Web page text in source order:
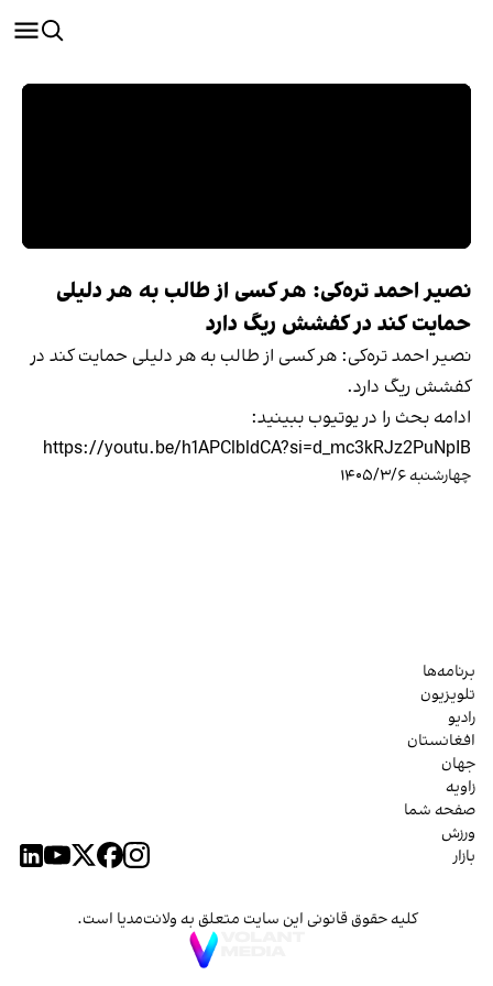
نصیر احمد تره‌کی: هر کسی از طالب به هر دلیلی
حمایت کند در کفشش ریگ دارد
نصیر احمد تره‌کی: هر کسی از طالب به هر دلیلی حمایت کند در
کفشش ریگ دارد.
ادامه بحث را در یوتیوب ببینید:
https://youtu.be/h1APClbldCA?si=d_mc3kRJz2PuNpIB
چهارشنبه ۱۴۰۵/۳/۶
برنامه‌ها
تلویزیون
رادیو
افغانستان
جهان
زاویه
صفحه شما
ورزش
بازار
کلیه حقوق قانونی این سایت متعلق به ولانت‌مدیا است.